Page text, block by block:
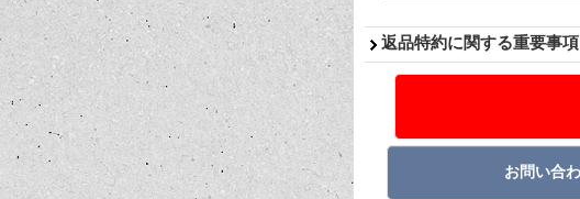
返品特約に関する重要事項